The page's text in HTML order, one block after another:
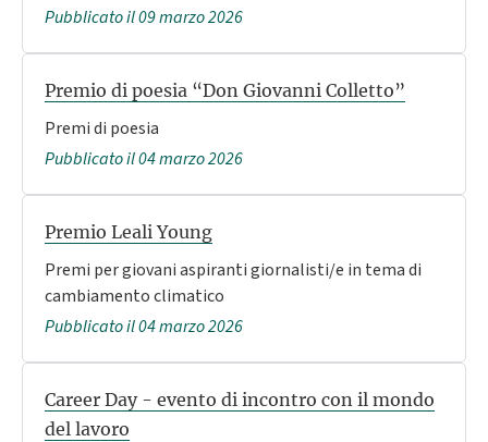
Pubblicato il 09 marzo 2026
Premio di poesia “Don Giovanni Colletto”
Premi di poesia
Pubblicato il 04 marzo 2026
Premio Leali Young
Premi per giovani aspiranti giornalisti/e in tema di
cambiamento climatico
Pubblicato il 04 marzo 2026
Career Day - evento di incontro con il mondo
del lavoro